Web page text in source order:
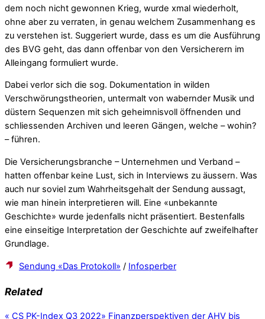
dem noch nicht gewonnen Krieg, wurde xmal wiederholt,
ohne aber zu verraten, in genau welchem Zusammenhang es
zu verstehen ist. Suggeriert wurde, dass es um die Ausführung
des BVG geht, das dann offenbar von den Versicherern im
Alleingang formuliert wurde.
Dabei verlor sich die sog. Dokumentation in wilden
Verschwörungstheorien, untermalt von wabernder Musik und
düstern Sequenzen mit sich geheimnisvoll öffnenden und
schliessenden Archiven und leeren Gängen, welche – wohin?
– führen.
Die Versicherungsbranche – Unternehmen und Verband –
hatten offenbar keine Lust, sich in Interviews zu äussern. Was
auch nur soviel zum Wahrheitsgehalt der Sendung aussagt,
wie man hinein interpretieren will. Eine «unbekannte
Geschichte» wurde jedenfalls nicht präsentiert. Bestenfalls
eine einseitige Interpretation der Geschichte auf zweifelhafter
Grundlage.
Sendung «Das Protokoll» / Infosperber
Related
« CS PK-Index Q3 2022» Finanzperspektiven der AHV bis